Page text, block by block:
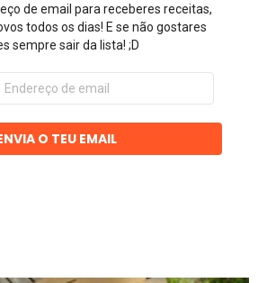
de email para receberes receitas,
todos os dias! E se não gostares
sempre sair da lista! ;D
O TEU EMAIL